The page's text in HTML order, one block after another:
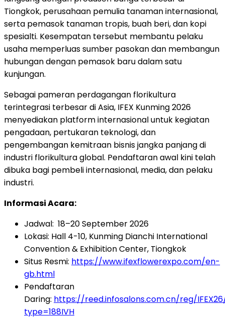
Tiongkok, perusahaan pemulia tanaman internasional,
serta pemasok tanaman tropis, buah beri, dan kopi
spesialti. Kesempatan tersebut membantu pelaku
usaha memperluas sumber pasokan dan membangun
hubungan dengan pemasok baru dalam satu
kunjungan.
Sebagai pameran perdagangan florikultura
terintegrasi terbesar di Asia, IFEX Kunming 2026
menyediakan platform internasional untuk kegiatan
pengadaan, pertukaran teknologi, dan
pengembangan kemitraan bisnis jangka panjang di
industri florikultura global. Pendaftaran awal kini telah
dibuka bagi pembeli internasional, media, dan pelaku
industri.
Informasi Acara:
Jadwal: 18–20 September 2026
Lokasi: Hall 4-10, Kunming Dianchi International
Convention & Exhibition Center, Tiongkok
Situs Resmi: https://www.ifexflowerexpo.com/en-
gb.html
Pendaftaran
Daring: https://reed.infosalons.com.cn/reg/
type=188IVH